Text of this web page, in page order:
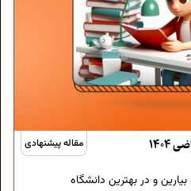
مقاله پیشنهادی
و در بهترین دانشگاه